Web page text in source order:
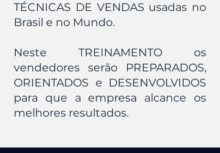
TÉCNICAS DE VENDAS usadas no
Brasil e no Mundo.
Neste TREINAMENTO os
vendedores serão PREPARADOS,
ORIENTADOS e DESENVOLVIDOS
para que a empresa alcance os
melhores resultados.